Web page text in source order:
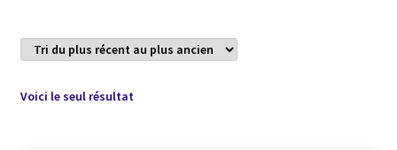
Voici le seul résultat